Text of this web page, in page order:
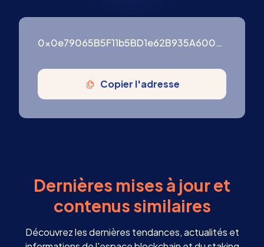
0x0e79065B5F11b5BD1e62B935A600976ffF3754B9
Copier l'adresse
Dernières mises à jour et
contenus similaires
Découvrez les dernières tendances, actualités et